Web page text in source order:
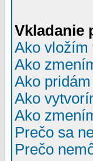
Vkladanie
Ako vložím
Ako
Ako
Ako
Ako
Prečo sa
Prečo